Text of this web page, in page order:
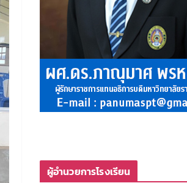
ผู้อำนวยการโรงเรียน